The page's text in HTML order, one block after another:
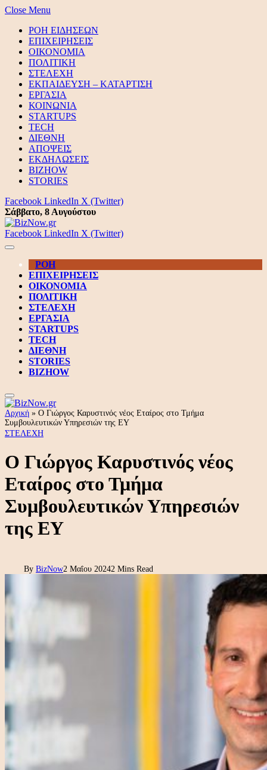
Close Menu
ΡΟΗ ΕΙΔΗΣΕΩΝ
ΕΠΙΧΕΙΡΗΣΕΙΣ
ΟΙΚΟΝΟΜΙΑ
ΠΟΛΙΤΙΚΗ
ΣΤΕΛΕΧΗ
ΕΚΠΑΙΔΕΥΣΗ – ΚΑΤΑΡΤΙΣΗ
ΕΡΓΑΣΙΑ
ΚΟΙΝΩΝΙΑ
STARTUPS
TECH
ΔΙΕΘΝΗ
ΑΠΟΨΕΙΣ
ΕΚΔΗΛΩΣΕΙΣ
BIZHOW
STORIES
Facebook LinkedIn X (Twitter)
Σάββατο, 8 Αυγούστου
Facebook LinkedIn X (Twitter)
ΡΟΗ
ΕΠΙΧΕΙΡΗΣΕΙΣ
ΟΙΚΟΝΟΜΙΑ
ΠΟΛΙΤΙΚΗ
ΣΤΕΛΕΧΗ
ΕΡΓΑΣΙΑ
STARTUPS
TECH
ΔΙΕΘΝΗ
STORIES
BIZHOW
Αρχική » Ο Γιώργος Καρυστινός νέος Εταίρος στο Τμήμα
Συμβουλευτικών Υπηρεσιών της ΕΥ
ΣΤΕΛΕΧΗ
Ο Γιώργος Καρυστινός νέος
Εταίρος στο Τμήμα
Συμβουλευτικών Υπηρεσιών
της ΕΥ
By BizNow2 Μαΐου 20242 Mins Read